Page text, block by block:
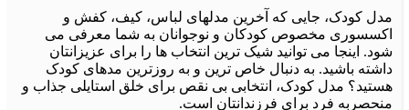
کودک، جایی که آخرین مدلهای لباس، کیف، کفش و
مخصوص کودکان و نوجوانان به شما معرفی می
اینجا می توانید شیک ترین انتخاب ها را برای عزیزانتان
باشید. به دنبال خاص ترین و به روزترین مدهای کودک
مدل کودک، انتخابی بی نقص برای خلق استایلی جذاب و
فرد برای فرزندانتان است.